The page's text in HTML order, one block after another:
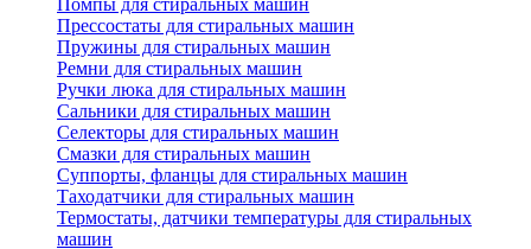
Помпы для стиральных машин
Прессостаты для стиральных машин
Пружины для стиральных машин
Ремни для стиральных машин
Ручки люка для стиральных машин
Сальники для стиральных машин
Селекторы для стиральных машин
Смазки для стиральных машин
Суппорты, фланцы для стиральных машин
Таходатчики для стиральных машин
Термостаты, датчики температуры для стиральных
машин